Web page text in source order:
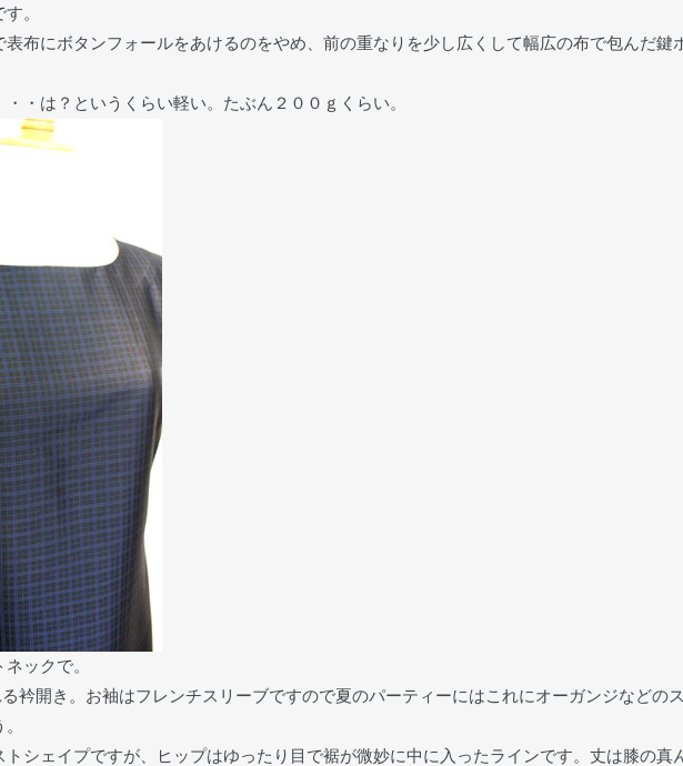
。
表布にボタンフォールをあけるのをやめ、前の重なりを少し広くして幅広の布で包んだ鍵
・は？というくらい軽い。たぶん２００ｇくらい。
ックで。
衿開き。お袖はフレンチスリーブですので夏のパーティーにはこれにオーガンジなどの
シェイプですが、ヒップはゆったり目で裾が微妙に中に入ったラインです。丈は膝の真